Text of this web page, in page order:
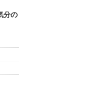
分の